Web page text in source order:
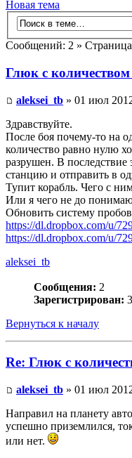
Новая тема
Сообщений: 2 » Страница
Глюк с
aleksei_tb » 01 июл
Здравствуйте.
После боя почему-то на
количество равно нулю
разрушен. В последствие
станцию и отправить в
Тупит корабль. Чего с
Или я чего не до
Обновить систему
https://dl.dropbox.com/u/
https://dl.dropbox.com/u/
aleksei_tb
Сообщения: 2
Зарегистрирован:
Вернуться к началу
Re: Глюк с
aleksei_tb » 01 июл
Направил на планету
успешно приземлился,
или нет.